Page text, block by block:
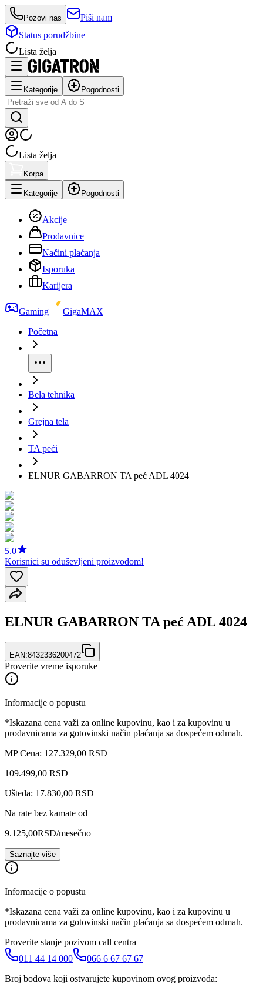
Pozovi nas
Piši nam
Status porudžbine
Lista želja
Kategorije Pogodnosti
Lista želja
Korpa
Kategorije Pogodnosti
Akcije
Prodavnice
Načini plaćanja
Isporuka
Karijera
Gaming
GigaMAX
Početna
Bela tehnika
Grejna tela
TA peći
ELNUR GABARRON TA peć ADL 4024
5.0
Korisnici su oduševljeni proizvodom!
ELNUR GABARRON TA peć ADL 4024
EAN:8432336200472
Proverite vreme isporuke
Informacije o popustu
*Iskazana cena važi za online kupovinu, kao i za kupovinu u
prodavnicama za gotovinski način plaćanja sa dospećem odmah.
MP Cena: 127.329,00 RSD
109.499,00 RSD
Ušteda: 17.830,00 RSD
Na rate bez kamate od
9.125,00RSD/mesečno
Saznajte više
Informacije o popustu
*Iskazana cena važi za online kupovinu, kao i za kupovinu u
prodavnicama za gotovinski način plaćanja sa dospećem odmah.
Proverite stanje pozivom call centra
011 44 14 000
066 6 67 67 67
Broj bodova koji ostvarujete kupovinom ovog proizvoda: